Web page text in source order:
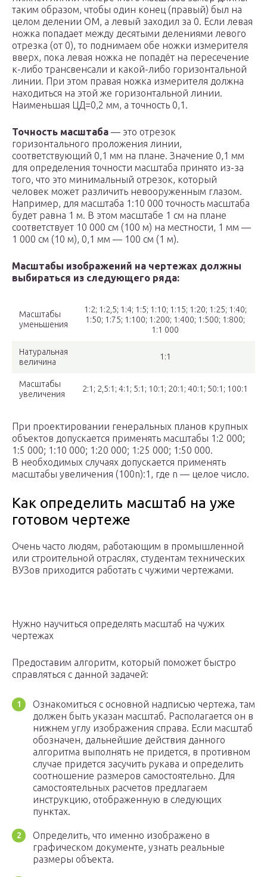
таким образом, чтобы один конец (правый) был на
целом делении ОМ, а левый заходил за 0. Если левая
ножка попадает между десятыми делениями левого
отрезка (от 0), то поднимаем обе ножки измерителя
вверх, пока левая ножка не попадёт на пересечение
к-либо трансвенсали и какой-либо горизонтальной
линии. При этом правая ножка измерителя должна
находиться на этой же горизонтальной линии.
Наименьшая ЦД=0,2 мм, а точность 0,1.
Точность масштаба — это отрезок
горизонтального проложения линии,
соответствующий 0,1 мм на плане. Значение 0,1 мм
для определения точности масштаба принято из-за
того, что это минимальный отрезок, который
человек может различить невооруженным глазом.
Например, для масштаба 1:10 000 точность масштаба
будет равна 1 м. В этом масштабе 1 см на плане
соответствует 10 000 см (100 м) на местности, 1 мм —
1 000 см (10 м), 0,1 мм — 100 см (1 м).
Масштабы изображений на чертежах должны
выбираться из следующего ряда:
Масштабы
уменьшения
1:2; 1:2,5; 1:4; 1:5; 1:10; 1:15; 1:20; 1:25; 1:40;
1:50; 1:75; 1:100; 1:200; 1:400; 1:500; 1:800;
1:1 000
Натуральная
величина
1:1
Масштабы
увеличения
2:1; 2,5:1; 4:1; 5:1; 10:1; 20:1; 40:1; 50:1; 100:1
При проектировании генеральных планов крупных
объектов допускается применять масштабы 1:2 000;
1:5 000; 1:10 000; 1:20 000; 1:25 000; 1:50 000.
В необходимых случаях допускается применять
масштабы увеличения (100n):1, где n — целое число.
Как определить масштаб на уже
готовом чертеже
Очень часто людям, работающим в промышленной
или строительной отраслях, студентам технических
ВУЗов приходится работать с чужими чертежами.
Нужно научиться определять масштаб на чужих
чертежах
Предоставим алгоритм, который поможет быстро
справляться с данной задачей:
Ознакомиться с основной надписью чертежа, там
должен быть указан масштаб. Располагается он в
нижнем углу изображения справа. Если масштаб
обозначен, дальнейшие действия данного
алгоритма выполнять не придется, в противном
случае придется засучить рукава и определить
соотношение размеров самостоятельно. Для
самостоятельных расчетов предлагаем
инструкцию, отображенную в следующих
пунктах.
Определить, что именно изображено в
графическом документе, узнать реальные
размеры объекта.